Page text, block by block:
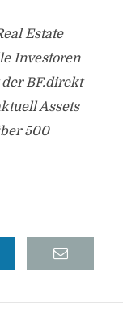
Estate
Investoren
BF.direkt
Assets
500